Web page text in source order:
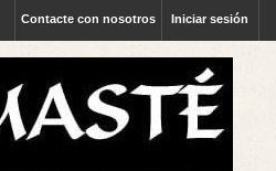
Iniciar sesión
Contacte con nosotros